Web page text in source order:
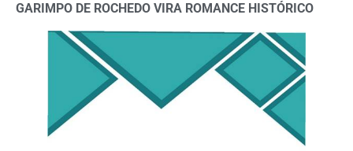
GARIMPO DE ROCHEDO VIRA ROMANCE HISTÓRICO